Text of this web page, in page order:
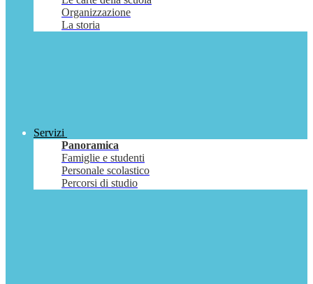
Organizzazione
La storia
Servizi
Panoramica
Famiglie e studenti
Personale scolastico
Percorsi di studio